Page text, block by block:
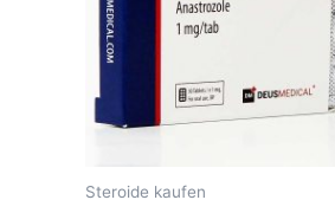
Steroide kaufen